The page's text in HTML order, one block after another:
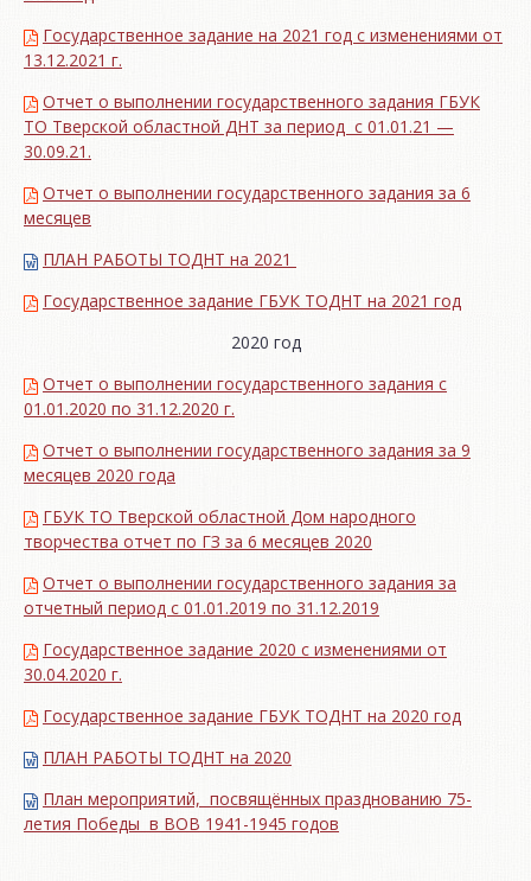
Государственное задание на 2021 год с изменениями от
13.12.2021 г.
Отчет о выполнении государственного задания ГБУК
ТО Тверской областной ДНТ за период с 01.01.21 —
30.09.21.
Отчет о выполнении государственного задания за 6
месяцев
ПЛАН РАБОТЫ ТОДНТ на 2021
Государственное задание ГБУК ТОДНТ на 2021 год
2020 год
Отчет о выполнении государственного задания с
01.01.2020 по 31.12.2020 г.
Отчет о выполнении государственного задания за 9
месяцев 2020 года
ГБУК ТО Тверской областной Дом народного
творчества отчет по ГЗ за 6 месяцев 2020
Отчет о выполнении государственного задания за
отчетный период с 01.01.2019 по 31.12.2019
Государственное задание 2020 с изменениями от
30.04.2020 г.
Государственное задание ГБУК ТОДНТ на 2020 год
ПЛАН РАБОТЫ ТОДНТ на 2020
План мероприятий, посвящённых празднованию 75-
летия Победы в ВОВ 1941-1945 годов